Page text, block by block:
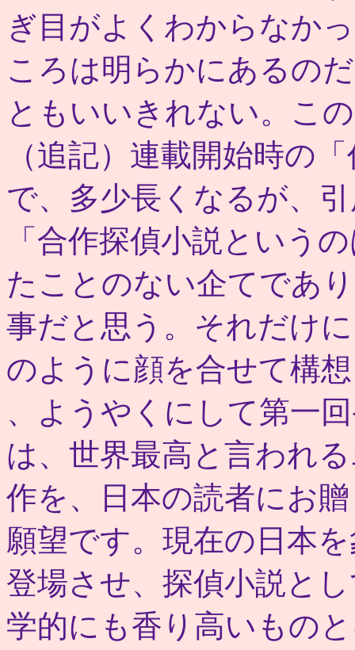
ぎ目がよくわからなか
ころは明らかにあるの
ともいいきれない。こ
（追記）連載開始時の
で、多少長くなるが、
「合作探偵小説という
たことのない企てであ
事だと思う。それだけ
のように顔を合せて構
、ようやくにして第一
は、世界最高と言われ
作を、日本の読者にお
願望です。現在の日本
登場させ、探偵小説と
学的にも香り高いもの